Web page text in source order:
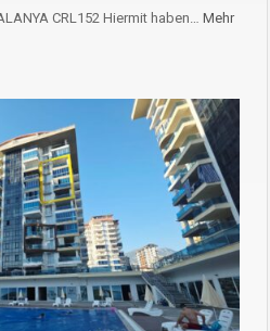
CRL152 Hiermit haben… Mehr